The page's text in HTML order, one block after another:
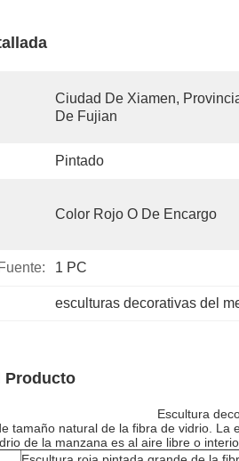
Ciudad De Xiamen,
De Fujian
Pintado
Color Rojo O De Encargo
1 PC
esculturas decorativas del
Producto
Escultura
tamaño natural de la fibra de vidrio.
de la manzana es al aire libre o